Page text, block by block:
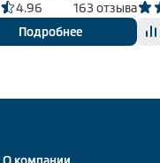
4.96
163 отзыва
Подробнее